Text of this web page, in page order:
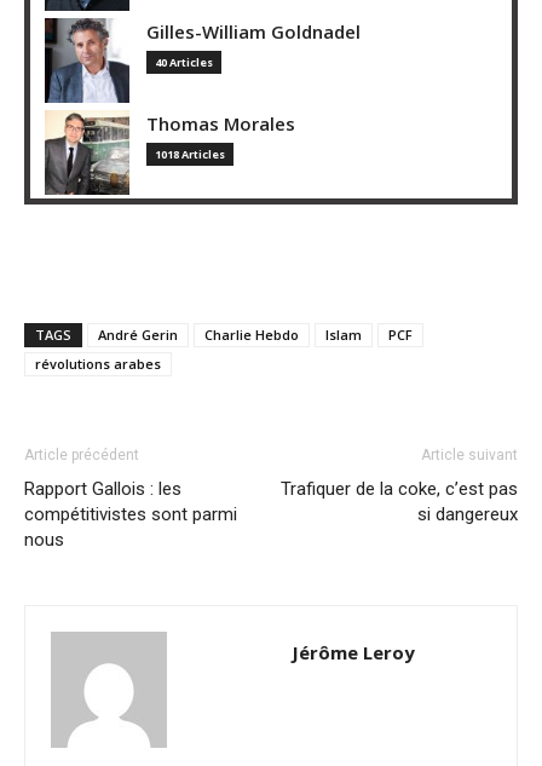
Gilles-William Goldnadel
40 Articles
Thomas Morales
1018 Articles
TAGS André Gerin Charlie Hebdo Islam
PCF
révolutions arabes
Article précédent
Rapport Gallois : les
compétitivistes sont parmi
nous
Article suivant
Trafiquer de la coke, c’est pas
si dangereux
Jérôme Leroy